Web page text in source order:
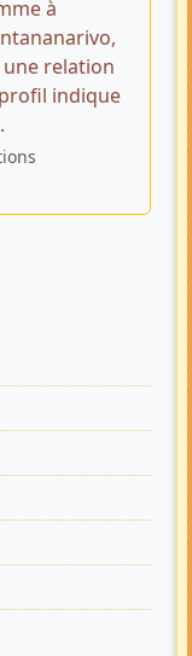
à
relation
indique